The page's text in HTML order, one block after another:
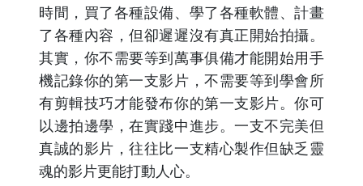
時間，買了各種設備、學了各種軟體、計畫
了各種內容，但卻遲遲沒有真正開始拍攝。
其實，你不需要等到萬事俱備才能開始用手
機記錄你的第一支影片，不需要等到學會所
有剪輯技巧才能發布你的第一支影片。你可
以邊拍邊學，在實踐中進步。一支不完美但
真誠的影片，往往比一支精心製作但缺乏靈
魂的影片更能打動人心。